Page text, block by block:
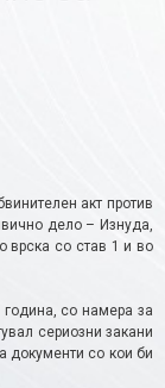
акт против
дело – Изнуда,
врска со став 1 и во
со намера за
сериозни закани
документи со кои би